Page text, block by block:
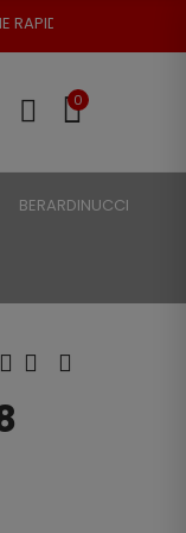
0
BERARDINUCCI